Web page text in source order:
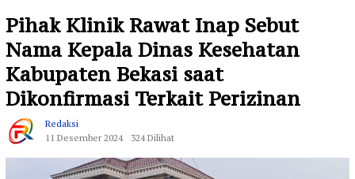
Pihak Klinik Rawat Inap Sebut
Nama Kepala Dinas Kesehatan
Kabupaten Bekasi saat
Dikonfirmasi Terkait Perizinan
Redaksi
11 Desember 2024
324 Dilihat